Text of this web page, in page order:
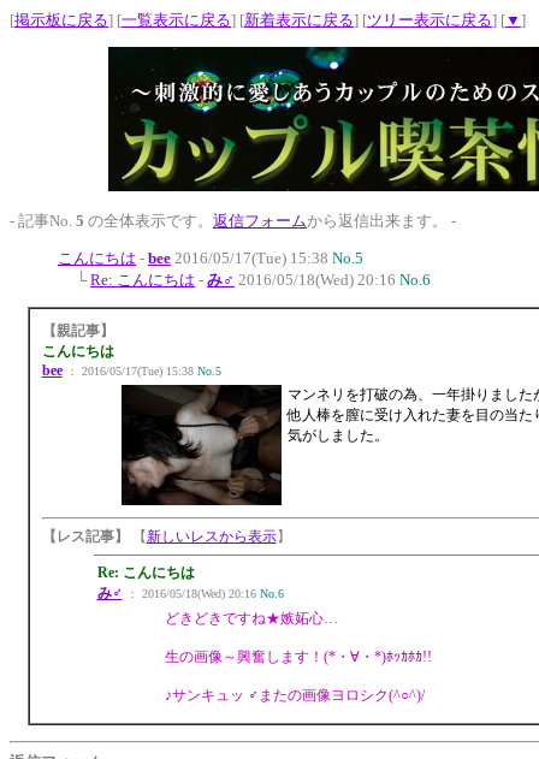
[掲示板に戻る] [一覧表示に戻る] [新着表示に戻る] [ツリー表示に戻る] [▼ ]
- 記事No. 5 の全体表示です。 返信フォームから返信出来ます。 -
こんにちは - bee 2016/05/17(Tue) 15:38 No.5
└Re: こんにちは - み♂ 2016/05/18(Wed) 20:16 No.6
【親記事】
こんにちは
bee： 2016/05/17(Tue) 15:38 No.5
マンネリを打破の為、一年掛りまし
他人棒を膣に受け入れた妻を目の当
気がしました。
【レス記事】 【新しいレスから表示】
Re: こんにちは
み♂
： 2016/05/18(Wed) 20:16 No.6
どきどきですね★嫉妬心…
生の画像～興奮します！(*・∀・*)ﾎｯｶﾎｶ!!
♪サンキュッ ♂またの画像ヨロシク(^○^)/